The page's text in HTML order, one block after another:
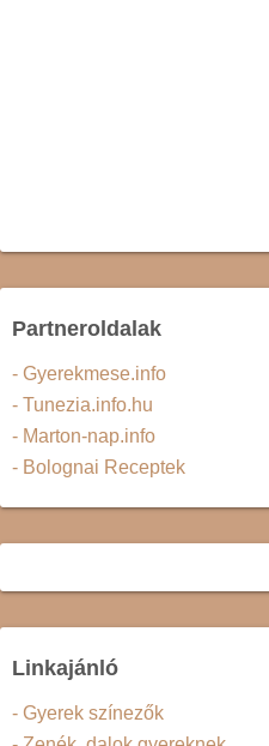
Partneroldalak
- Gyerekmese.info
- Tunezia.info.hu
- Marton-nap.info
- Bolognai Receptek
Linkajánló
- Gyerek színezők